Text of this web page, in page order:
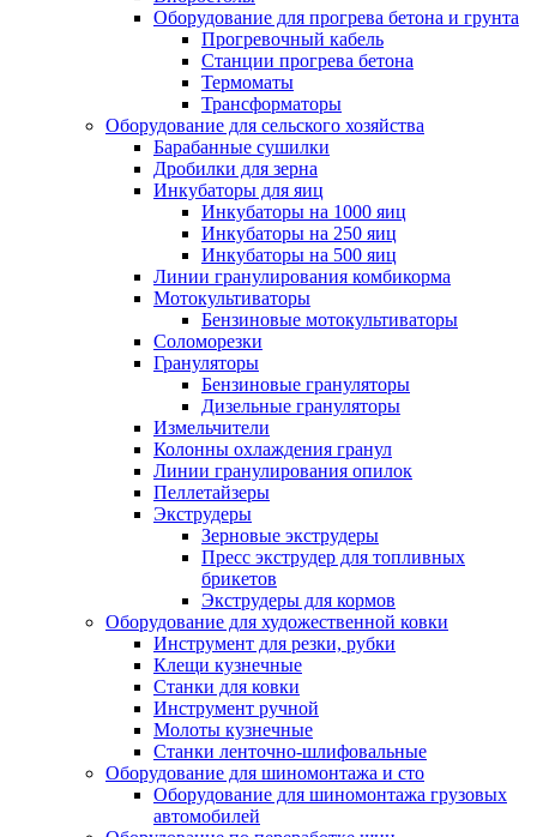
Оборудование для прогрева бетона и грунта
Прогревочный кабель
Станции прогрева бетона
Термоматы
Трансформаторы
Оборудование для сельского хозяйства
Барабанные сушилки
Дробилки для зерна
Инкубаторы для яиц
Инкубаторы на 1000 яиц
Инкубаторы на 250 яиц
Инкубаторы на 500 яиц
Линии гранулирования комбикорма
Мотокультиваторы
Бензиновые мотокультиваторы
Соломорезки
Грануляторы
Бензиновые грануляторы
Дизельные грануляторы
Измельчители
Колонны охлаждения гранул
Линии гранулирования опилок
Пеллетайзеры
Экструдеры
Зерновые экструдеры
Пресс экструдер для топливных
брикетов
Экструдеры для кормов
Оборудование для художественной ковки
Инструмент для резки, рубки
Клещи кузнечные
Станки для ковки
Инструмент ручной
Молоты кузнечные
Станки ленточно-шлифовальные
Оборудование для шиномонтажа и сто
Оборудование для шиномонтажа грузовых
автомобилей